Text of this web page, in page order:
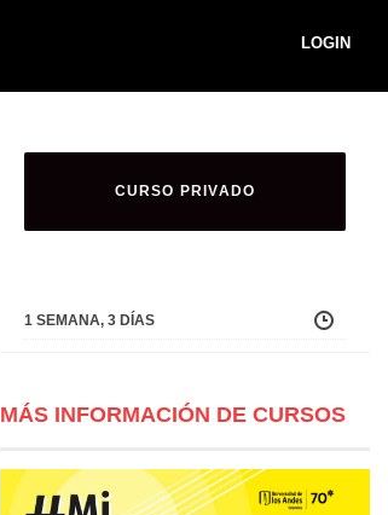
LOGIN
CURSO PRIVADO
1 SEMANA, 3 DÍAS
MÁS INFORMACIÓN DE CURSOS